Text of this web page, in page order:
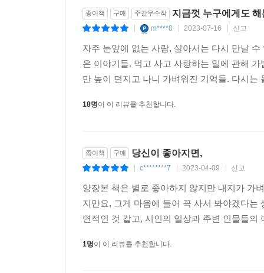
종이책 구매 주간우수작 지금껏 누구에게도
m****8 2023-07-16 신고
자주 눈앞에 없는 사람, 살아서는 다시 만날
은 이야기들. 먹고 사고 사랑하는 일에 관해
만 높이 던지고 나니 가벼워진 기억들. 다시
18명이 이 리뷰를 추천합니다.
종이책 구매 당신이 좋아지면,
c********7 2023-04-09 신고
양장본 책은 별로 좋아하지 않지만 내지가 가
지만요, 그게 마음에 들어 꼭 사서 봐야겠다
연적인 것 같고, 시인의 일상과 주변 인물들
1명이 이 리뷰를 추천합니다.